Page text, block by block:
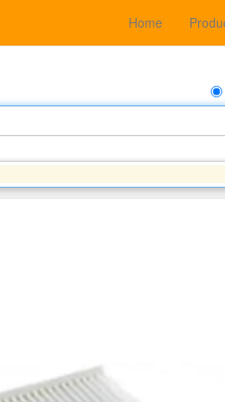
Home